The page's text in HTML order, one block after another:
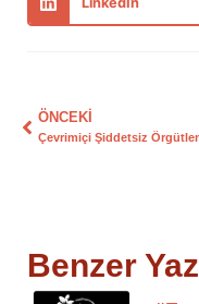
ÖNCEKI
Benzer